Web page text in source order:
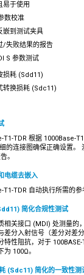
易于使用
数校准
嵌到测试夹具
/失败结果的报告
S 参数测试
损耗 (Sdd11)
转换损耗 (Sdc11)
T1-TDR 根据 1000Base-
的连接图确保正确设置。
。
电缆去嵌入
T1-TDR 自动执行所需的
简化合规性测试
相关接口 (MDI) 处测量的
差分入射信号（差分对差
特性阻抗，对于
为 100Ω。
(Sdc11) 简化的一致性测